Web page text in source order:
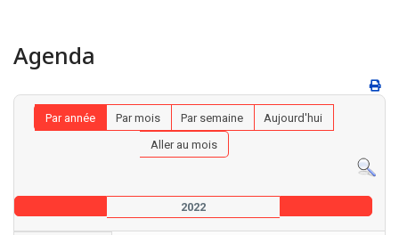
Agenda
Par année Par mois Par semaine
Aujourd'hui
Aller au mois
2022